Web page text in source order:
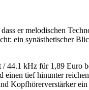
er melodischen
ein synästhetischer
44.1 kHz für 1,89 Euro
tief hinunter
Kopfhörerverstärker